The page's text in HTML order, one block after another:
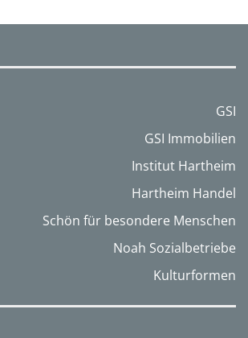
GSI
GSI Immobilien
Institut Hartheim
Hartheim Handel
Schön für besondere Menschen
Noah Sozialbetriebe
Kulturformen